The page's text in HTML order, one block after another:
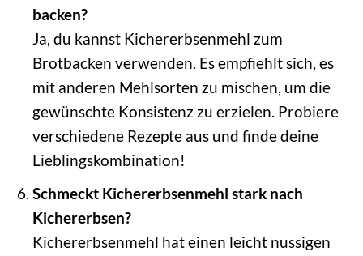
backen?
Ja, du kannst Kichererbsenmehl zum
Brotbacken verwenden. Es empfiehlt sich, es
mit anderen Mehlsorten zu mischen, um die
gewünschte Konsistenz zu erzielen. Probiere
verschiedene Rezepte aus und finde deine
Lieblingskombination!
Schmeckt Kichererbsenmehl stark nach
Kichererbsen?
Kichererbsenmehl hat einen leicht nussigen